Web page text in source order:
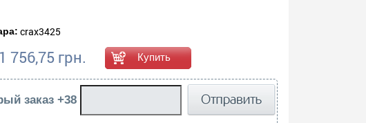
crax3425
1 756,75 грн.
заказ +38